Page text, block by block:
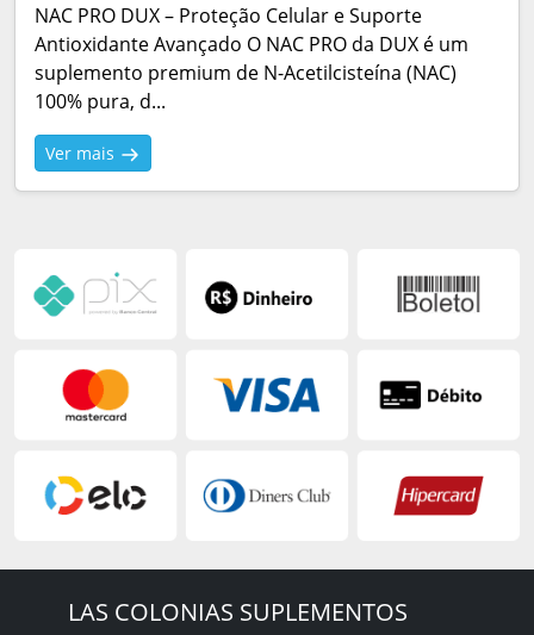
NAC PRO DUX – Proteção Celular e Suporte
Antioxidante Avançado O NAC PRO da DUX é um
suplemento premium de N-Acetilcisteína (NAC)
100% pura, d...
Ver mais
LAS COLONIAS SUPLEMENTOS